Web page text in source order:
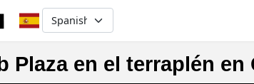
Select your language
Plaza en el terraplén